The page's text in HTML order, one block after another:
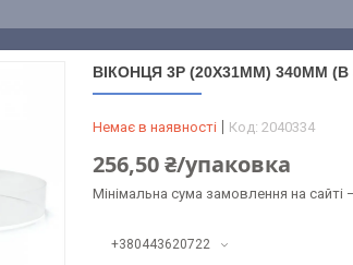
ВІКОНЦЯ 3Р (20Х31ММ) 340ММ (В
Немає в наявності Код: 2040334
256,50 ₴/упаковка
Мінімальна сума замовлення на сайті
+380443620722